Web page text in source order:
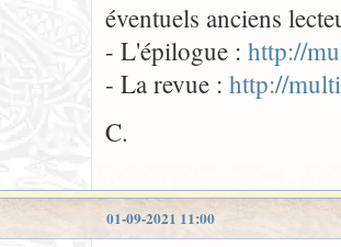
éventuels anciens
- L'épilogue : http://
- La revue : http://
C.
01-09-2021 11:00